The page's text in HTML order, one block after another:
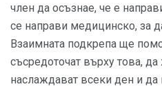
член да осъзнае, че е
се направи медицинско, за
Взаимната подкрепа ще
съсредоточат върху това,
наслаждават всеки ден и